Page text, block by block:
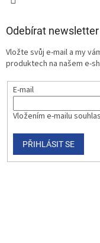
Odebírat newsletter
Vložte svůj e-mail a my
produktech na našem e-
E-mail
Vložením e-mailu
PŘIHLÁSIT SE